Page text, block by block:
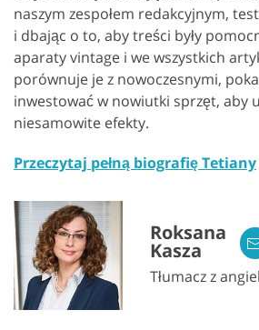
naszym zespołem redakcyjnym,
i dbając o to, aby treści były
aparaty vintage i we wszystkich
porównuje je z nowoczesnymi,
inwestować w nowiutki sprzęt, aby
niesamowite efekty.
Przeczytaj pełną biografię Tetiany
Roksana
Kasza
Tłumacz z